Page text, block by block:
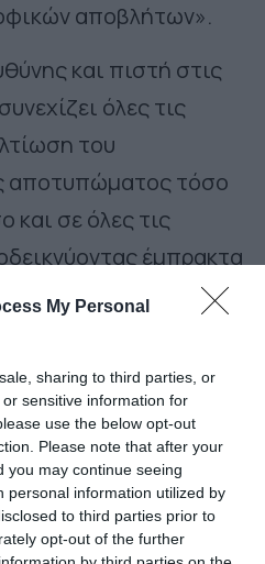
My Personal
sharing to third parties, or
sensitive information for
use the below opt-out
Please note that after your
you may continue seeing
personal information utilized by
to third parties prior to
opt-out of the further
αποβλήτων».
και πιστή στις
όλες τις
του
αποτυπώματος τόσο
και σε όλες τις
έμπρακτα
της εταιρίας στην
και την
κάθε επίπεδο
στο Google
όλες τις ειδήσεις